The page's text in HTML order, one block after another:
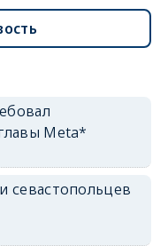
Meta*
севастопольцев